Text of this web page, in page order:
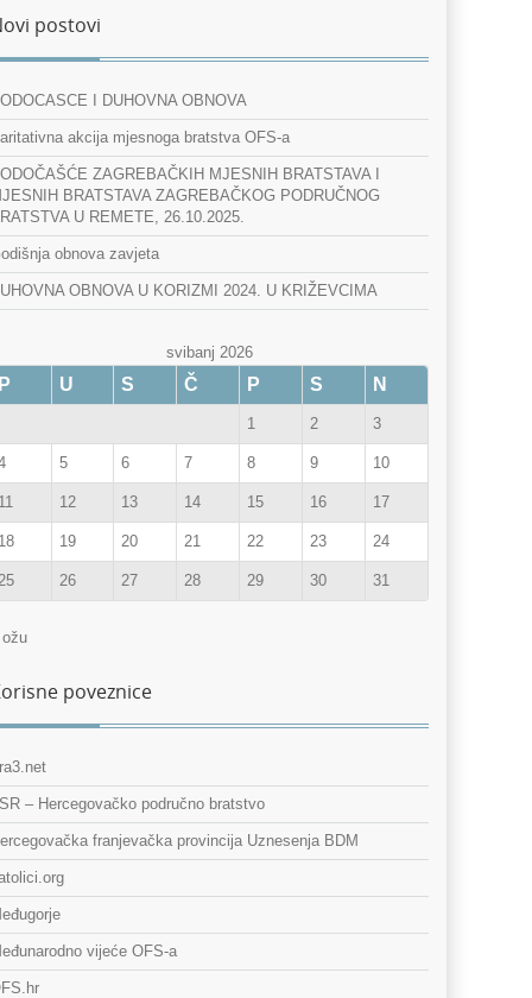
postovi
I DUHOVNA OBNOVA
akcija mjesnoga bratstva OFS-a
ZAGREBAČKIH MJESNIH BRATSTAVA I
BRATSTAVA ZAGREBAČKOG PODRUČNOG
U REMETE, 26.10.2025.
obnova zavjeta
OBNOVA U KORIZMI 2024. U KRIŽEVCIMA
svibanj 2026
P U S Č P S N
1 2 3
5 6 7 8 9 10
11 12 13 14 15 16 17
18 19 20 21 22 23 24
26 27 28 29 30 31
poveznice
– Hercegovačko područno bratstvo
franjevačka provincija Uznesenja BDM
vijeće OFS-a